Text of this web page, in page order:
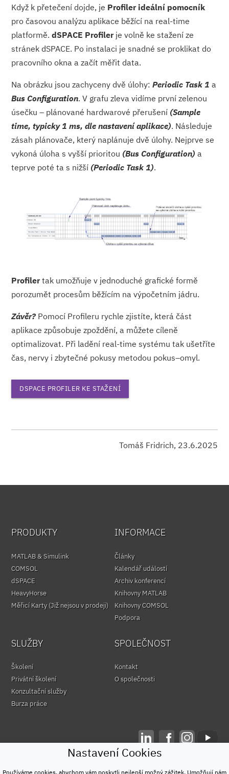
Když k přetečení dojde, je Profiler ideální pomocník
pro časovou analýzu aplikace běžící na real-time
platformě.dSPACE Profiler je volně ke stažení ze
stránek dSPACE. Po instalaci je snadné se proklikat do
pracovního okna a začít měřit data.
Na obrázku jsou zachyceny dvě úlohy:Periodic Task 1 a
Bus Configuration. V grafu zleva vidíme první zelenou
úsečku – plánované hardwarové přerušení (Sample
time, typicky 1 ms, dle nastavení aplikace). Následuje
zásah plánovače, který naplánuje dvě úlohy. Nejprve se
vykoná úloha s vyšší prioritou (Bus Configuration) a
teprve poté ta s nižší (Periodic Task 1).
Profiler tak umožňuje v jednoduché grafické formě
porozumět procesům běžícím na výpočetním jádru.
Závěr?Pomocí Profileru rychle zjistíte, která část
aplikace způsobuje zpoždění, a můžete cíleně
optimalizovat. Při ladění real-time systému tak ušetříte
čas, nervy i zbytečné pokusy metodou pokus–omyl.
DSPACE PROFILER KE STAŽENÍ
Tomáš Fridrich, 23.6.2025
Nastavení Cookies
Používáme cookies, abychom vám poskytli nejlepší možný zážitek. Umožňují nám
PRODUKTY
MATLAB & Simulink
COMSOL
dSPACE
HeavyHorse
Měřicí Karty (Již nejsou v prodeji)
INFORMACE
Články
Kalendář událostí
Archiv konferencí
Knihovny MATLAB
Knihovny COMSOL
Podpora
SLUŽBY
Školení
Privátní školení
Konzultační služby
Burza práce
SPOLEČNOST
Kontakt
O společnosti
© HUMUSOFT 1991 - 2026 Ochrana osobních údajů